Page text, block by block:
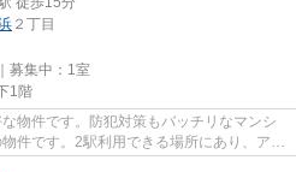
２丁目
募集中： 1室
1階
物件です。防犯対策もバッチリなマンシ
件です。2駅利用できる場所にあり、アク